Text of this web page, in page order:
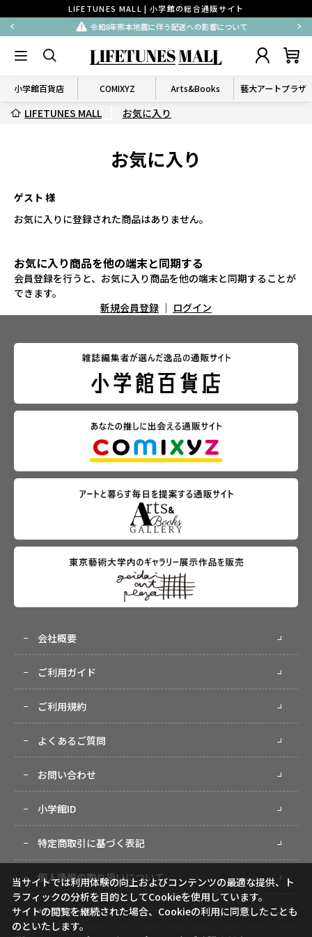
LIFETUNES MALL | 小学館の総合通販サイト
令和8年熊本地震に伴う配送への影響について
小学館百貨店 COMIXYZ Arts&Books 藝大アートプラザ
LIFETUNES MALL お気に入り
お気に入り
ゲスト 様
お気に入りに登録された商品はありません。
お気に入り商品を他の端末と同期する
会員登録を行うと、お気に入り商品を他の端末と同期することが
できます。
新規会員登録 ｜ ログイン
会社概要
ご利用ガイド
ご利用規約
よくあるご質問
お問い合わせ
小学館ID
特定商取引に基づく表記
個人情報の取り扱いについて
サイトマップ
当サイトでは利用体験の向上およびコンテンツの最適な提供、ト
ラフィックの分析を目的としてCookieを使用しています。
サイトの閲覧を継続された場合、Cookieの利用に同意したことも
のといたします。